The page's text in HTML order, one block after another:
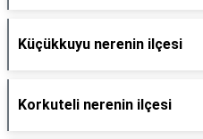
Küçükkuyu nerenin ilçesi
Korkuteli nerenin ilçesi